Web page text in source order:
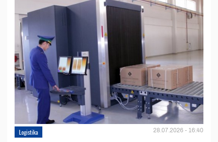
Logistika 28.07.2026 - 16:40